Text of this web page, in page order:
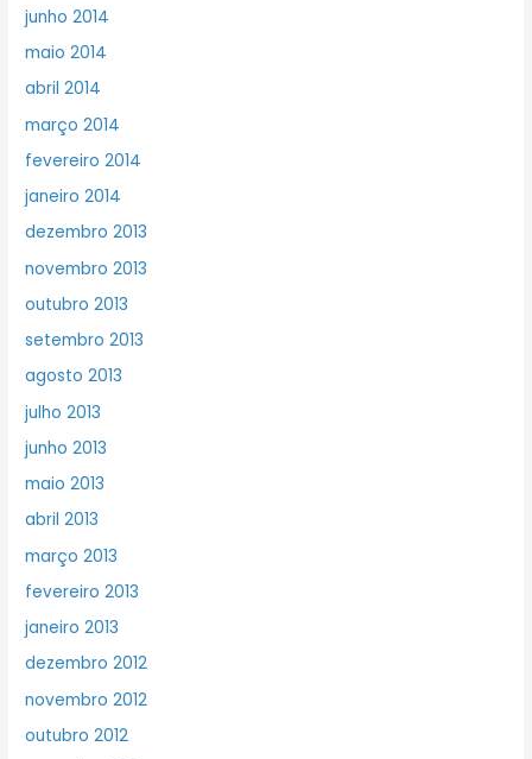
junho 2014
maio 2014
abril 2014
março 2014
fevereiro 2014
janeiro 2014
dezembro 2013
novembro 2013
outubro 2013
setembro 2013
agosto 2013
julho 2013
junho 2013
maio 2013
abril 2013
março 2013
fevereiro 2013
janeiro 2013
dezembro 2012
novembro 2012
outubro 2012